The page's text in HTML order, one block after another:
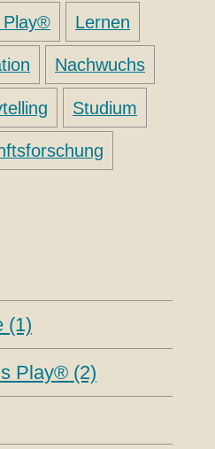
Play® Lernen
Nachwuchs
Studium
(1)
Play® (2)